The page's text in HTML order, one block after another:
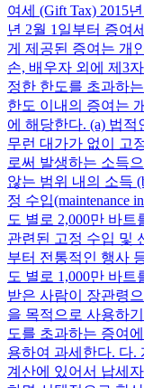
여세 (Gift Tax) 2015
년 2월 1일부터 증여
게 제공된 증여는 개
손, 배우자 외에 제3
정한 한도를 초과하
한도 이내의 증여는
에 해당한다. (a) 법
무런 대가가 없이 고
로써 발생하는 소득
않는 범위 내의 소득
정 수입(maintenance
도 별로 2,000만 바
관련된 고정 수입 및
부터 전통적인 행사
도 별로 1,000만 바
받은 사람이 장관령
을 목적으로 사용하
도를 초과하는 증여
용하여 과세한다. 다.
계산에 있어서 납세